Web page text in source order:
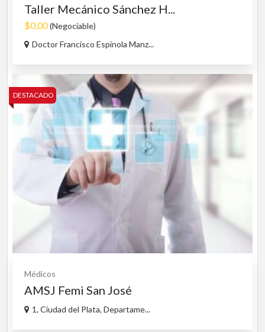
Taller Mecánico Sánchez H...
$0,00(Negociable)
Doctor Francisco Espinola Manz...
DESTACADO
Médicos
AMSJ Femi San José
1, Ciudad del Plata, Departame...